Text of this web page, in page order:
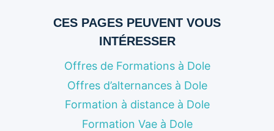
CES PAGES PEUVENT VOUS
INTÉRESSER
Offres de Formations à Dole
Offres d’alternances à Dole
Formation à distance à Dole
Formation Vae à Dole